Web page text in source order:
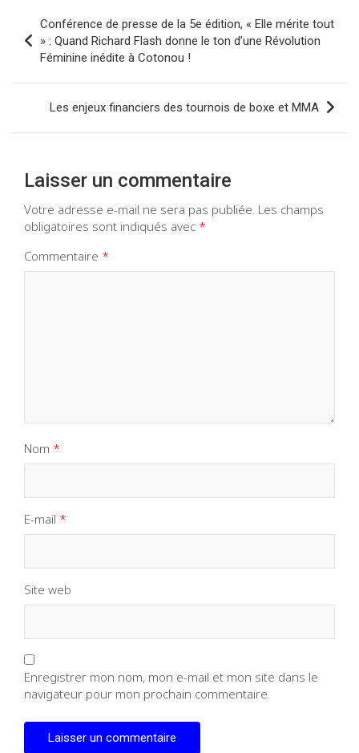
de
l’article
Conférence de presse de la 5e édition, « Elle mérite tout
» : Quand Richard Flash donne le ton d’une Révolution
Féminine inédite à Cotonou !
Les enjeux financiers des tournois de boxe et MMA
Laisser un commentaire
Votre adresse e-mail ne sera pas publiée. Les champs
obligatoires sont indiqués avec *
Commentaire *
Nom *
E-mail *
Site web
Enregistrer mon nom, mon e-mail et mon site dans le
navigateur pour mon prochain commentaire.